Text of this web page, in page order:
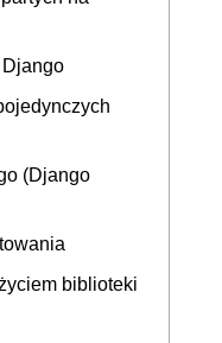
(Django
biblioteki